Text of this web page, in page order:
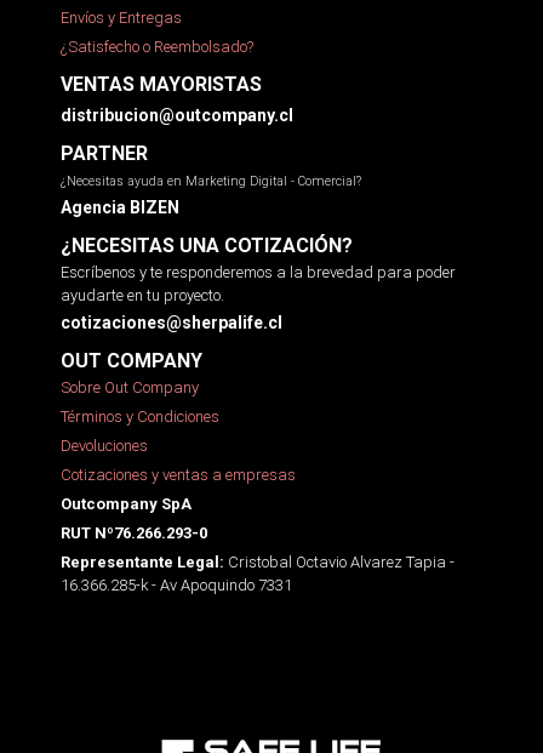
Envíos y Entregas
¿Satisfecho o Reembolsado?
VENTAS MAYORISTAS
distribucion@outcompany.cl
PARTNER
¿Necesitas ayuda en Marketing Digital - Comercial?
Agencia BIZEN
¿NECESITAS UNA COTIZACIÓN?
Escríbenos y te responderemos a la brevedad para poder
ayudarte en tu proyecto.
cotizaciones@sherpalife.cl
OUT COMPANY
Sobre Out Company
Términos y Condiciones
Devoluciones
Cotizaciones y ventas a empresas
Outcompany SpA
RUT Nº76.266.293-0
Representante Legal: Cristobal Octavio Alvarez Tapia -
16.366.285-k - Av Apoquindo 7331